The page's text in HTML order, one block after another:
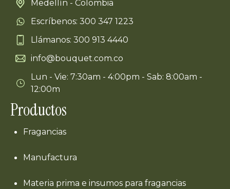
Medellín - Colombia
Escríbenos: 300 347 1223
Llámanos: 300 913 4440
info@bouquet.com.co
Lun - Vie: 7:30am - 4:00pm - Sab: 8:00am -
12:00m
Productos
Fragancias
Manufactura
Materia prima e insumos para fragancias